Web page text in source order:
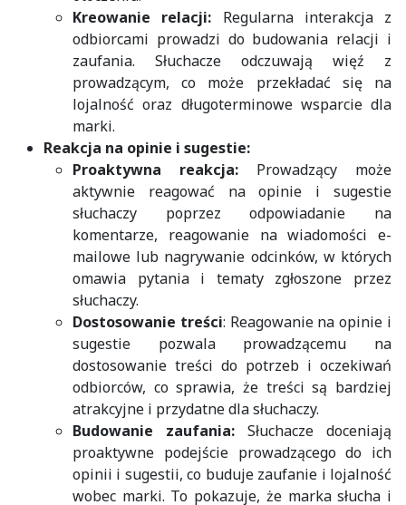
Kreowanie relacji: Regularna interakcja z
odbiorcami prowadzi do budowania relacji i
zaufania. Słuchacze odczuwają więź z
prowadzącym, co może przekładać się na
lojalność oraz długoterminowe wsparcie dla
marki.
Reakcja na opinie i sugestie:
Proaktywna reakcja: Prowadzący może
aktywnie reagować na opinie i sugestie
słuchaczy poprzez odpowiadanie na
komentarze, reagowanie na wiadomości e-
mailowe lub nagrywanie odcinków, w których
omawia pytania i tematy zgłoszone przez
słuchaczy.
Dostosowanie treści: Reagowanie na opinie i
sugestie pozwala prowadzącemu na
dostosowanie treści do potrzeb i oczekiwań
odbiorców, co sprawia, że treści są bardziej
atrakcyjne i przydatne dla słuchaczy.
Budowanie zaufania: Słuchacze doceniają
proaktywne podejście prowadzącego do ich
opinii i sugestii, co buduje zaufanie i lojalność
wobec marki. To pokazuje, że marka słucha i